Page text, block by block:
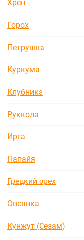
Хрен
Горох
Петрушка
Куркума
Клубника
Руккола
Ирга
Папайя
Грецкий орех
Овсянка
Кунжут (Сезам)